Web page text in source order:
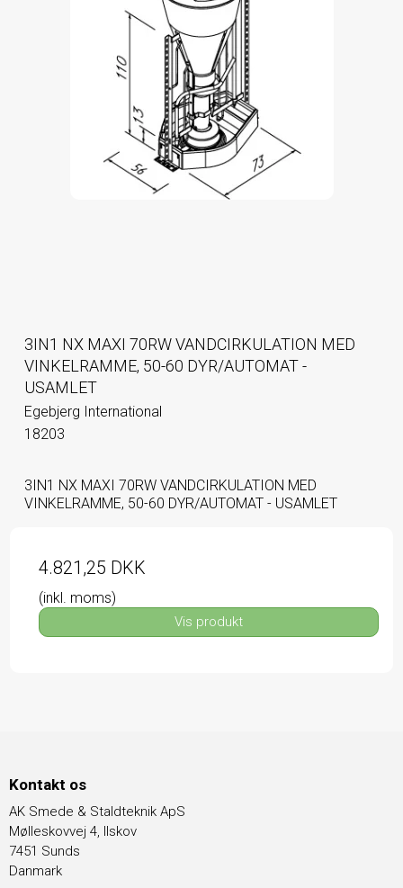
3IN1 NX MAXI 70RW VANDCIRKULATION MED
VINKELRAMME, 50-60 DYR/AUTOMAT -
USAMLET
Egebjerg International
18203
3IN1 NX MAXI 70RW VANDCIRKULATION MED
VINKELRAMME, 50-60 DYR/AUTOMAT - USAMLET
4.821,25 DKK
(inkl. moms)
Vis produkt
Kontakt os
AK Smede & Staldteknik ApS
Mølleskovvej 4, Ilskov
7451 Sunds
Danmark